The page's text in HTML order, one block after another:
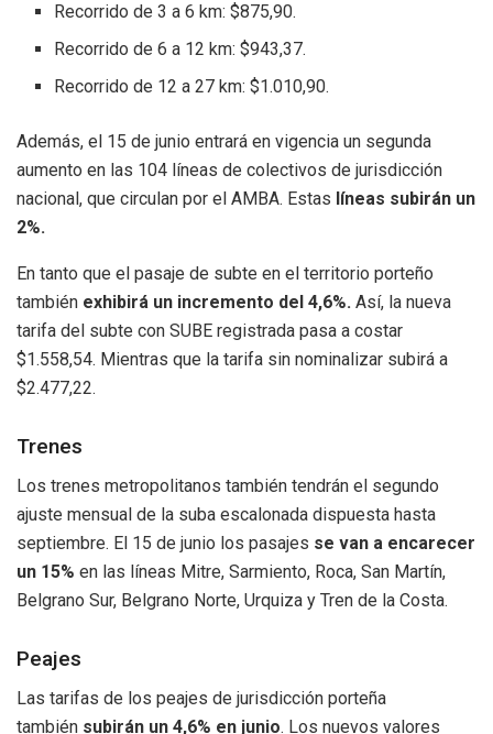
Recorrido de 3 a 6 km: $875,90.
Recorrido de 6 a 12 km: $943,37.
Recorrido de 12 a 27 km: $1.010,90.
Además, el 15 de junio entrará en vigencia un segunda
aumento en las 104 líneas de colectivos de jurisdicción
nacional, que circulan por el AMBA. Estas líneas subirán un
2%.
En tanto que el pasaje de subte en el territorio porteño
también exhibirá un incremento del 4,6%. Así, la nueva
tarifa del subte con SUBE registrada pasa a costar
$1.558,54. Mientras que la tarifa sin nominalizar subirá a
$2.477,22.
Trenes
Los trenes metropolitanos también tendrán el segundo
ajuste mensual de la suba escalonada dispuesta hasta
septiembre. El 15 de junio los pasajes se van a encarecer
un 15% en las líneas Mitre, Sarmiento, Roca, San Martín,
Belgrano Sur, Belgrano Norte, Urquiza y Tren de la Costa.
Peajes
Las tarifas de los peajes de jurisdicción porteña
también subirán un 4,6% en junio. Los nuevos valores